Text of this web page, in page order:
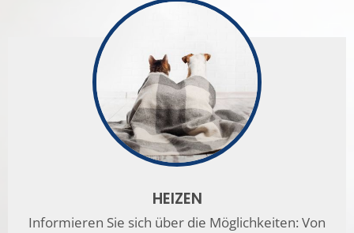
HEIZEN
Informieren Sie sich über die Möglichkeiten: Von